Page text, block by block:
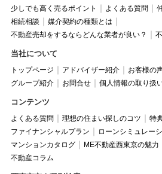
少しでも高く売るポイント
よくある質問
相続相談
媒介契約の種類とは
不動産売却をするならどんな業者が良い？
当社について
トップページ アドバイザー紹介 お客様の
グループ紹介
お問合せ 個人情報の取り扱
コンテンツ
よくある質問 理想の住まい探しのコツ 特
ファイナンシャルプラン
ローンシミュレー
マンションカタログ
ME不動産西東京の魅力
不動産コラム